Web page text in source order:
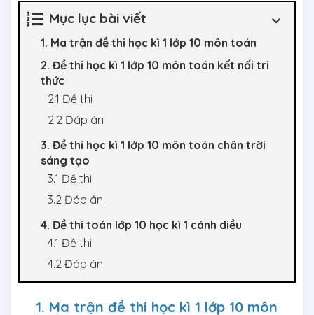
Mục lục bài viết
1. Ma trận đề thi học kì 1 lớp 10 môn toán
2. Đề thi học kì 1 lớp 10 môn toán kết nối tri
thức
2.1 Đề thi
2.2 Đáp án
3. Đề thi học kì 1 lớp 10 môn toán chân trời
sáng tạo
3.1 Đề thi
3.2 Đáp án
4. Đề thi toán lớp 10 học kì 1 cánh diều
4.1 Đề thi
4.2 Đáp án
1. Ma trận đề thi học kì 1 lớp 10 môn